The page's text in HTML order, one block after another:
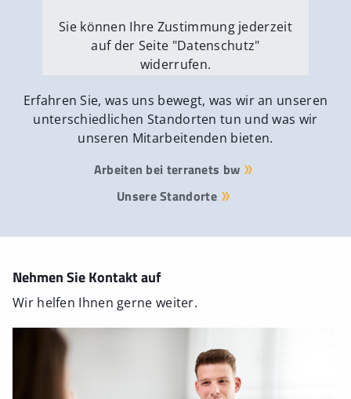
Sie können Ihre Zustimmung jederzeit
auf der Seite "Datenschutz"
widerrufen.
Externe Medien erlauben
Erfahren Sie, was uns bewegt, was wir an unseren
unterschiedlichen Standorten tun und was wir
unseren Mitarbeitenden bieten.
Arbeiten bei terranets bw
Unsere Standorte
Nehmen Sie Kontakt auf
Wir helfen Ihnen gerne weiter.